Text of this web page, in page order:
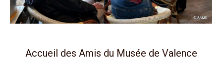
Accueil des Amis du Musée de Valence